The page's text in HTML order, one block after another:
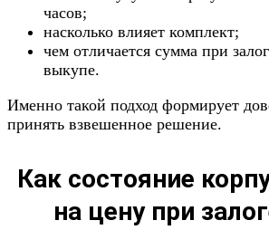
часов;
насколько влияет комплект;
чем отличается сумма при
выкупе.
Именно такой подход формирует
принять взвешенное решение.
Как состояние
на цену при